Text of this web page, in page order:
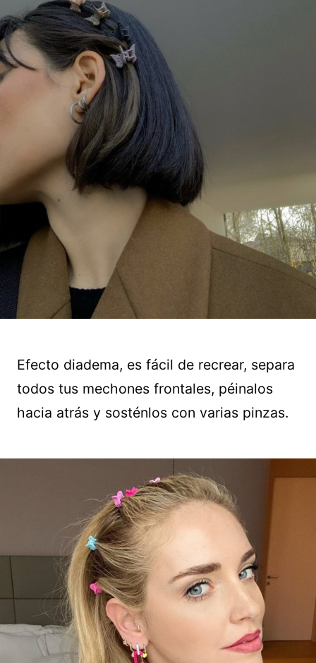
Efecto diadema, es fácil de recrear, separa
todos tus mechones frontales, péinalos
hacia atrás y sosténlos con varias pinzas.